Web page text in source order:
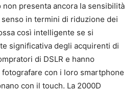
presenta ancora la sensibilità
in termini di riduzione dei
così intelligente se si
significativa degli acquirenti di
di DSLR e hanno
fotografare con i loro smartphone
con il touch. La 2000D